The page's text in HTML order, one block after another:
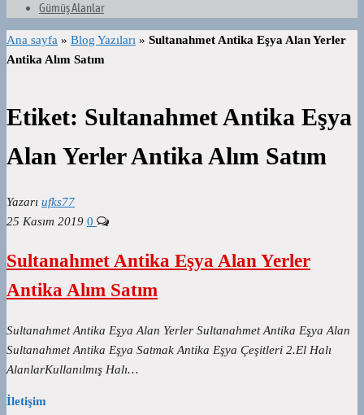
Gümüş Alanlar
Ana sayfa » Blog Yazıları » Sultanahmet Antika Eşya Alan Yerler
Antika Alım Satım
Etiket: Sultanahmet Antika Eşya
Alan Yerler Antika Alım Satım
Yazarı ufks77
25 Kasım 2019 0
Sultanahmet Antika Eşya Alan Yerler
Antika Alım Satım
Sultanahmet Antika Eşya Alan Yerler Sultanahmet Antika Eşya Alan
Sultanahmet Antika Eşya Satmak Antika Eşya Çeşitleri 2.El Halı
AlanlarKullanılmış Halı…
İletişim